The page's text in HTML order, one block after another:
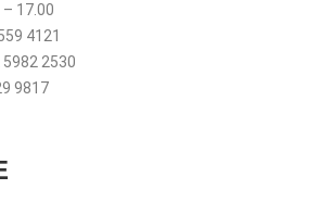
– 17.00
4121
2530
9817